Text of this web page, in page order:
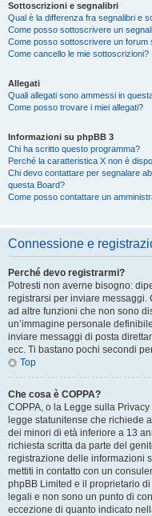
Sottoscrizioni e segnalibri
Qual è la differenza fra segnalibri e
Come posso sottoscrivere un
Come posso sottoscrivere un forum
Come cancello le mie sottoscrizioni?
Allegati
Quali allegati sono ammessi in
Come posso trovare i miei allegati?
Informazioni su phpBB 3
Chi ha scritto questo programma?
Perché la caratteristica X non è
Chi devo contattare per segnalare
questa Board?
Come posso contattare un
Connessione e
Perché devo registrarmi?
Potresti non averne bisogno:
registrarsi per inviare messaggi.
ad altre funzioni che non sono
un’immagine personale
inviare messaggi di posta
ecc. Ti bastano pochi secondi
Top
Che cosa è COPPA?
COPPA, o la Legge sulla
legge statunitense che richiede
dei minori di età inferiore a 13
richiesta scritta da parte del
registrazione delle informazioni
mettiti in contatto con un
phpBB Limited e il proprietario
legali e non sono un punto di
eccezione di quanto indicato